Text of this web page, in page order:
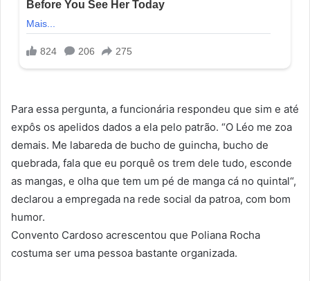
Para essa pergunta, a funcionária respondeu que sim e até
expôs os apelidos dados a ela pelo patrão. “O Léo me zoa
demais. Me labareda de bucho de guincha, bucho de
quebrada, fala que eu porquê os trem dele tudo, esconde
as mangas, e olha que tem um pé de manga cá no quintal“,
declarou a empregada na rede social da patroa, com bom
humor.
Convento Cardoso acrescentou que Poliana Rocha
costuma ser uma pessoa bastante organizada.